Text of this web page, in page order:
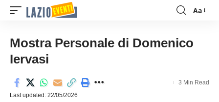
Font
Aa
Mostra Personale di Domenico
Iervasi
Last updated: 22/05/2026
3 Min Read